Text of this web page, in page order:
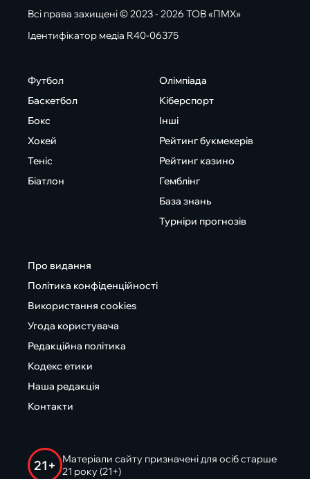
Всі права захищені © 2023 - 2026 ТОВ «ПМХ»
Ідентифікатор медіа R40-06375
Футбол
Баскетбол
Бокс
Хокей
Теніс
Біатлон
Олімпіада
Кіберспорт
Інші
Рейтинг букмекерів
Рейтинг казино
Гемблінг
База знань
Турніри прогнозів
Про видання
Політика конфіденційності
Використання cookies
Угода користувача
Редакційна політика
Кодекс етики
Наша редакція
Контакти
21+
Матеріали сайту призначені для осіб старше
21 року (21+)